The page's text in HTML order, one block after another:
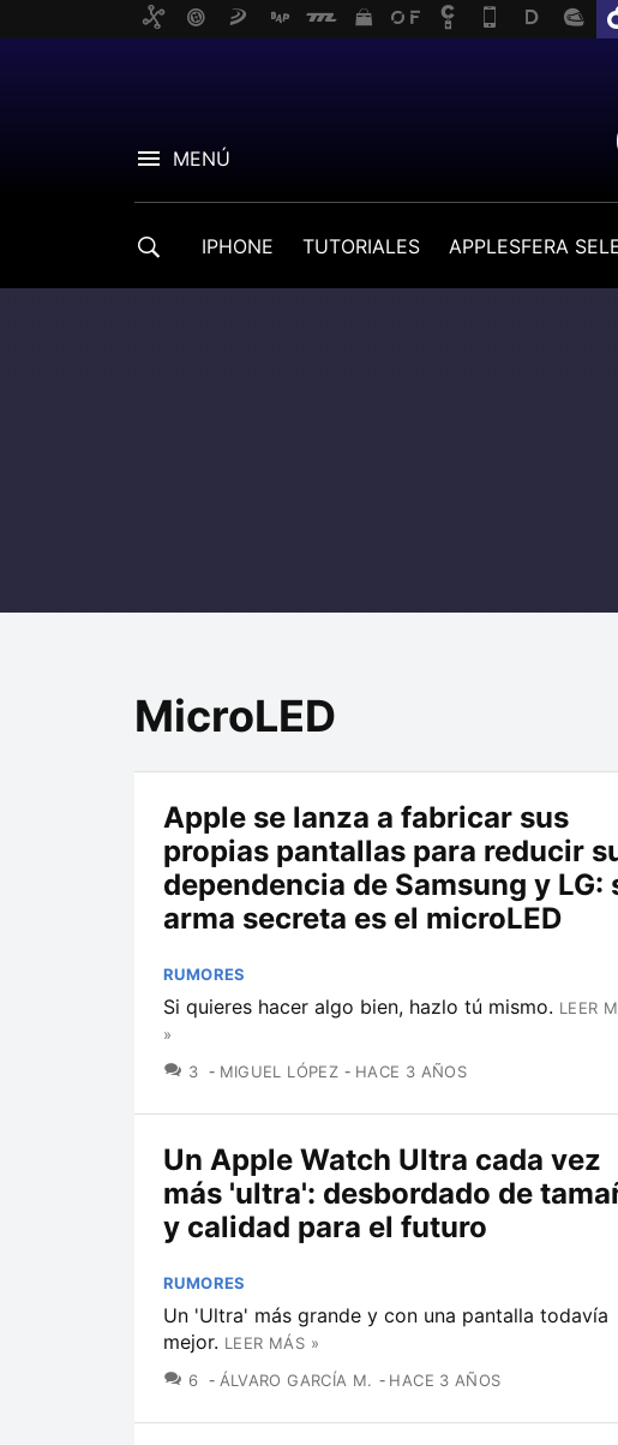
MENÚ
IPHONE TUTORIALES APPLESFERA
MicroLED
Apple se lanza a fabricar sus
propias pantallas para reducir
dependencia de Samsung y LG:
arma secreta es el microLED
RUMORES
Si quieres hacer algo bien, hazlo tú mismo. LEER
»
3 COMENTARIOS
MIGUEL LÓPEZ HACE 3 AÑOS
Un Apple Watch Ultra cada vez
más 'ultra': desbordado de
y calidad para el futuro
RUMORES
Un 'Ultra' más grande y con una pantalla todavía
mejor. LEER MÁS »
6 COMENTARIOS
ÁLVARO GARCÍA M. HACE 3 AÑOS